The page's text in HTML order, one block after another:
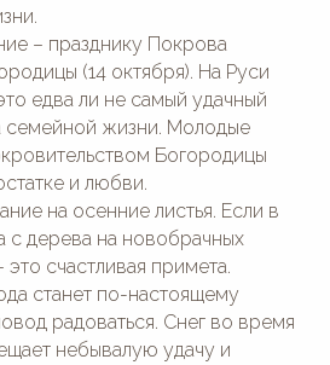
– празднику Покрова
(14 октября). На Руси
едва ли не самый удачный
семейной жизни. Молодые
Богородицы
и любви.
на осенние листья. Если в
с дерева на новобрачных
это счастливая примета.
станет по-настоящему
радоваться. Снег во время
небывалую удачу и